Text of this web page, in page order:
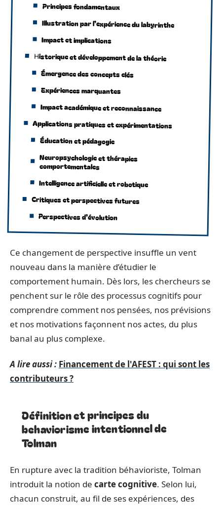
Principes fondamentaux
Illustration par l’expérience du labyrinthe
Impact et implications
Historique et développement de la théorie
Émergence des concepts clés
Expériences marquantes
Impact académique et reconnaissance
Applications pratiques et expérimentations
Éducation et pédagogie
Neuropsychologie et thérapies
comportementales
Intelligence artificielle et robotique
Critiques et perspectives futures
Perspectives d’évolution
Ce changement de perspective insuffle un vent
nouveau dans la manière d’étudier le
comportement humain. Dès lors, les chercheurs se
penchent sur le rôle des processus cognitifs pour
comprendre comment nos pensées, nos prévisions
et nos motivations façonnent nos actes, du plus
banal au plus complexe.
A lire aussi : Financement de l'AFEST : qui sont les
contributeurs ?
Définition et principes du
behaviorisme intentionnel de
Tolman
En rupture avec la tradition béhavioriste, Tolman
introduit la notion de carte cognitive. Selon lui,
chacun construit, au fil de ses expériences, des